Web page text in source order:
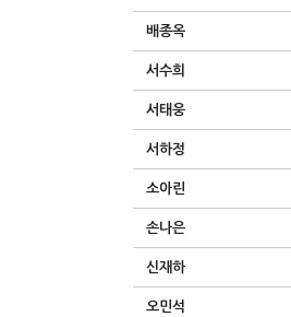
배종옥
서수희
서태웅
서하정
소아린
손나은
신재하
오민석